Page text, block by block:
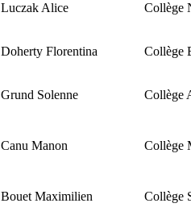
Luczak Alice Collège
Doherty Florentina Collège
Grund Solenne Collège
Canu Manon Collège
Bouet Maximilien Collège